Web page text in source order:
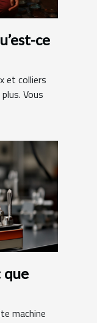
ce
et colliers
Vous
que
machine